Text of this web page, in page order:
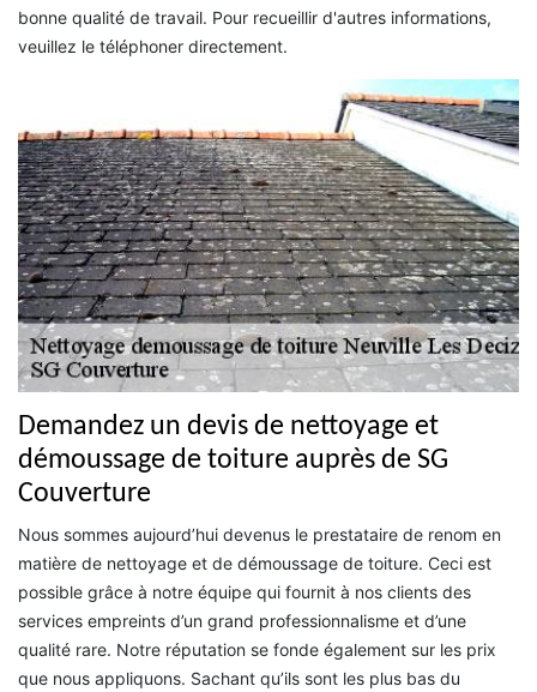
bonne qualité de travail. Pour recueillir d'autres informations,
veuillez le téléphoner directement.
Demandez un devis de nettoyage et
démoussage de toiture auprès de SG
Couverture
Nous sommes aujourd’hui devenus le prestataire de renom en
matière de nettoyage et de démoussage de toiture. Ceci est
possible grâce à notre équipe qui fournit à nos clients des
services empreints d’un grand professionnalisme et d’une
qualité rare. Notre réputation se fonde également sur les prix
que nous appliquons. Sachant qu’ils sont les plus bas du